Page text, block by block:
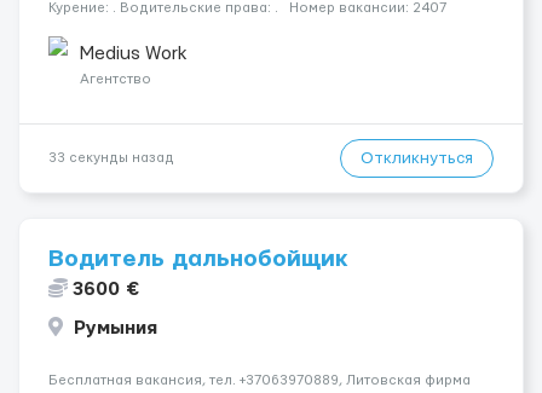
Курение: . Водительские права: . Номер вакансии: 2407
Украина +...
Medius Work
Агентство
33 секунды назад Откликнуться
Водитель дальнобойщик
3600 €
Румыния
Бесплатная вакансия, тел. +37063970889, Литовская фирма